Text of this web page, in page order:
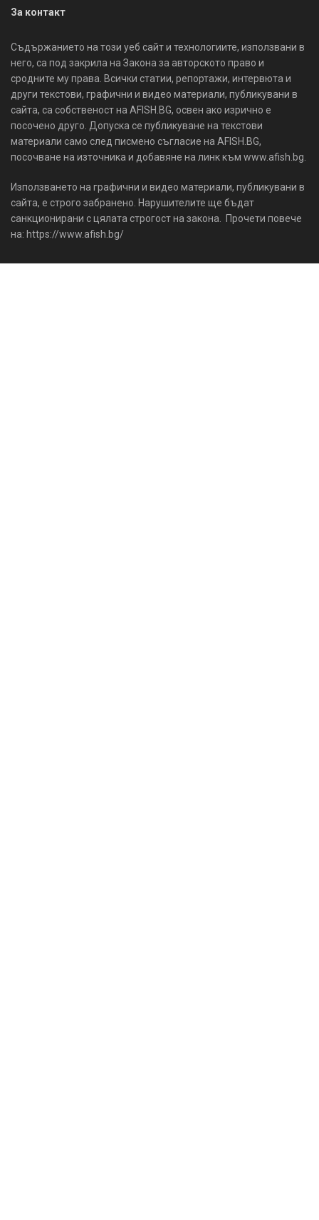
За контакт
Съдържанието на този уеб сайт и технологиите, използвани в
него, са под закрила на Закона за авторското право и
сродните му права. Всички статии, репортажи, интервюта и
други текстови, графични и видео материали, публикувани в
сайта, са собственост на AFISH.BG, освен ако изрично е
посочено друго. Допуска се публикуване на текстови
материали само след писмено съгласие на AFISH.BG,
посочване на източника и добавяне на линк към www.afish.bg.
Използването на графични и видео материали, публикувани в
сайта, е строго забранено. Нарушителите ще бъдат
санкционирани с цялата строгост на закона. Прочети повече
на: https://www.afish.bg/